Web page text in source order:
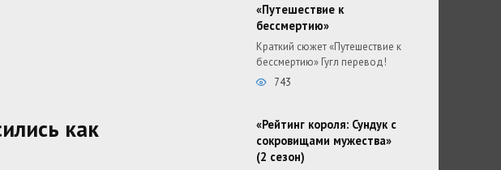
как
«Путешествие к
бессмертию»
Краткий сюжет «Путешествие к
бессмертию» Гугл перевод!
743
«Рейтинг короля: Сундук с
сокровищами мужества»
(2 сезон)